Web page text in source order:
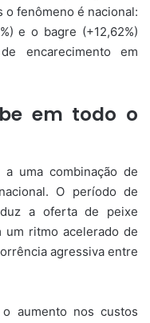
o fenômeno é nacional:
e o bagre (+12,62%)
encarecimento em
em todo o
uma combinação de
O período de
a oferta de peixe
um ritmo acelerado de
agressiva entre
aumento nos custos